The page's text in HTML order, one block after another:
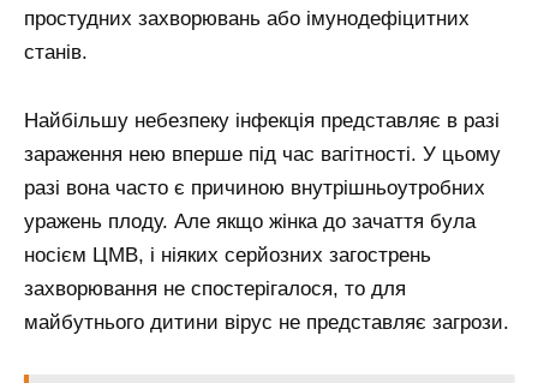
простудних захворювань або імунодефіцитних
станів.
Найбільшу небезпеку інфекція представляє в разі
зараження нею вперше під час вагітності. У цьому
разі вона часто є причиною внутрішньоутробних
уражень плоду. Але якщо жінка до зачаття була
носієм ЦМВ, і ніяких серйозних загострень
захворювання не спостерігалося, то для
майбутнього дитини вірус не представляє загрози.